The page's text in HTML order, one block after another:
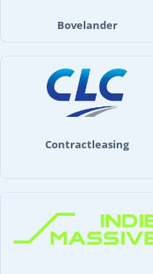
Bovelander
Contractleasing